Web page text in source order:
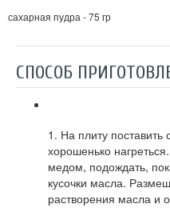
сахарная пудра - 75 гр
СПОСОБ
1. На плиту поставить
хорошенько
медом, подождать,
кусочки масла.
растворения масла и